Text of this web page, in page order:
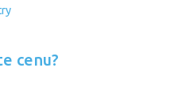
cenu?